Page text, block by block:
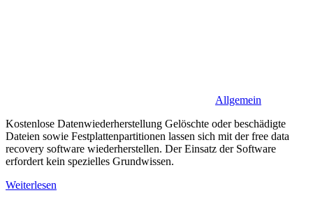
Allgemein
Kostenlose Datenwiederherstellung Gelöschte oder beschädigte
Dateien sowie Festplattenpartitionen lassen sich mit der free data
recovery software wiederherstellen. Der Einsatz der Software
erfordert kein spezielles Grundwissen.
Weiterlesen